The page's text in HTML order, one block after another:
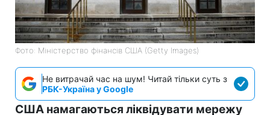
Фото: Міністерство фінансів СШA (Getty Images)
Не витрачай час на шум! Читай тільки суть з
РБК-Україна у Google
США намагаються ліквідувати мережу